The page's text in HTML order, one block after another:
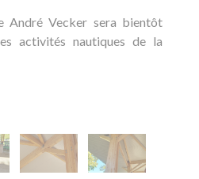
André Vecker sera bientôt
activités nautiques de la